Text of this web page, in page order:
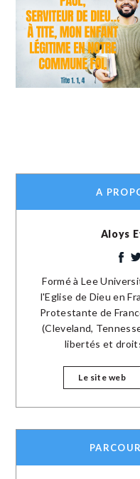
A
Aloys
Formé à Lee
l'Eglise de Dieu en
Protestante de
(Cleveland,
libertés et
Le site web